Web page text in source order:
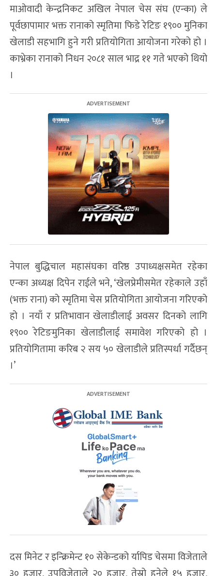
माओवादी केन्द्रनिकट अखिल नेपाल चेस संघ (एन्का) ले
पूर्वछापामार भक्त रानाको स्मृतिमा फिडे रेटिङ १९०० मुनिका
खेलाडी सहभागि हुने गरी प्रतियोगिता आयोजना गरेको हो ।
काभ्रेका रानाको निधन २०८१ साल भाद्र ११ गते भएको थियो
।
नेपाल बुद्धिचाल महासंघका वरिष्ठ उपाध्यक्षसमेत रहेका
एन्का अध्यक्ष दिपेन राईले भने, ‘खेलप्रेमीसमेत रहेकाले उहाँ
(भक्त राना) को स्मृतिमा चेस प्रतियोगिता आयोजना गरिएको
हो । नयाँ र प्रतिभावान खेलाडीलाई अवसर दिनको लागि
१९०० रेटिङमुनिका खेलाडीलाई समावेश गरिएको हो ।
प्रतियोगितामा करिब २ सय ५० खेलाडीले प्रतिस्पर्धा गर्दैछन्
।’
दस मिनेट र इन्क्रिमेन्ट १० सेकेन्डको र्यापिड चेसमा विजेताले